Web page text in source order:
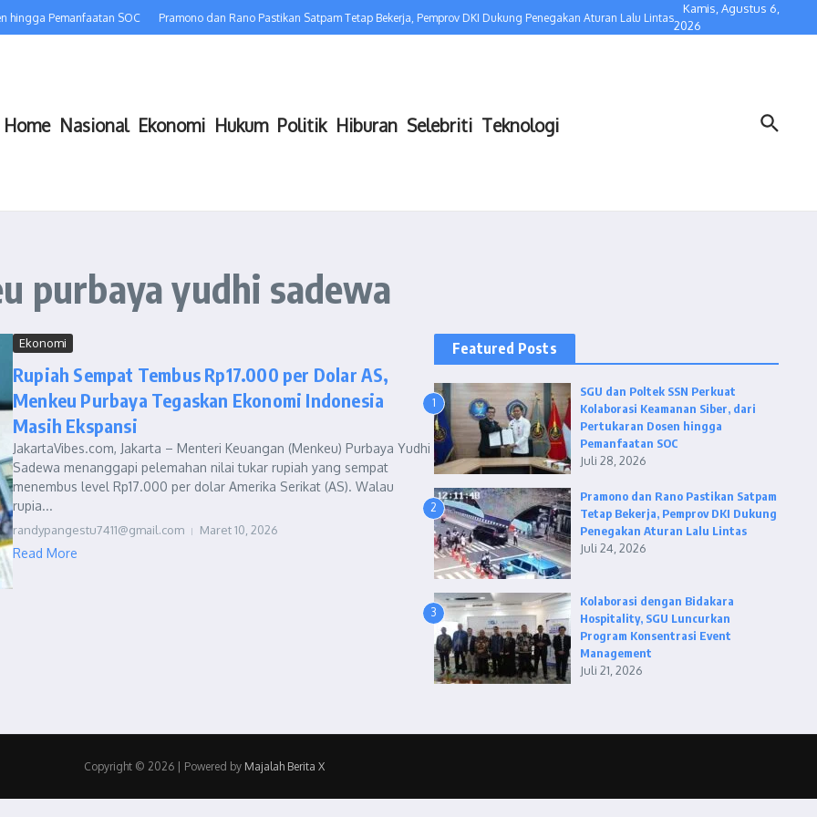
Pemanfaatan SOC Pramono dan Rano Pastikan Satpam Tetap Bekerja, Pemprov DKI Dukung Penegakan Aturan Lalu Lintas Kolaborasi dengan
Kamis, Agustus 6,
2026
Home Nasional Ekonomi Hukum Politik Hiburan Selebriti Teknologi
purbaya yudhi sadewa
Ekonomi
Rupiah Sempat Tembus Rp17.000 per Dolar AS,
Menkeu Purbaya Tegaskan Ekonomi Indonesia
Masih Ekspansi
JakartaVibes.com, Jakarta – Menteri Keuangan (Menkeu) Purbaya Yudhi
Sadewa menanggapi pelemahan nilai tukar rupiah yang sempat
menembus level Rp17.000 per dolar Amerika Serikat (AS). Walau
rupia...
randypangestu7411@gmail.com Maret 10, 2026
Read More
Featured Posts
1
SGU dan Poltek SSN Perkuat
Kolaborasi Keamanan Siber, dari
Pertukaran Dosen hingga
Pemanfaatan SOC
Juli 28, 2026
2
Pramono dan Rano Pastikan Satpam
Tetap Bekerja, Pemprov DKI Dukung
Penegakan Aturan Lalu Lintas
Juli 24, 2026
3
Kolaborasi dengan Bidakara
Hospitality, SGU Luncurkan
Program Konsentrasi Event
Management
Juli 21, 2026
Copyright © 2026 | Powered by Majalah Berita X